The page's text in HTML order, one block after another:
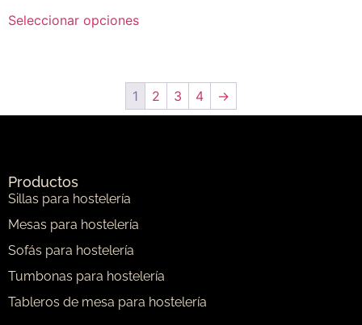
Seleccionar opciones
1 2 3 4 →
Productos
Sillas para hostelería
Mesas para hostelería
Sofás para hostelería
Tumbonas para hostelería
Tableros de mesa para hostelería